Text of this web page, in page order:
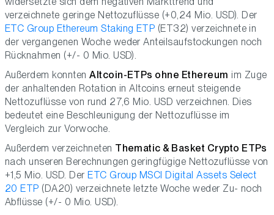
verzeichnete geringe Nettozuflüsse (+0,24 Mio. USD). Der
ETC Group Ethereum Staking ETP (ET32) verzeichnete in
der vergangenen Woche weder Anteilsaufstockungen noch
Rücknahmen (+/- 0 Mio. USD).
Außerdem konntenAltcoin-ETPs ohne Ethereum im Zuge
der anhaltenden Rotation in Altcoins erneut steigende
Nettozuflüsse von rund 27,6 Mio. USD verzeichnen. Dies
bedeutet eine Beschleunigung der Nettozuflüsse im
Vergleich zur Vorwoche.
Außerdem verzeichneten Thematic & Basket Crypto ETPs
nach unseren Berechnungen geringfügige Nettozuflüsse von
+1,5 Mio. USD. Der ETC Group MSCI Digital Assets Select
20 ETP (DA20) verzeichnete letzte Woche weder Zu- noch
Abflüsse (+/- 0 Mio. USD).